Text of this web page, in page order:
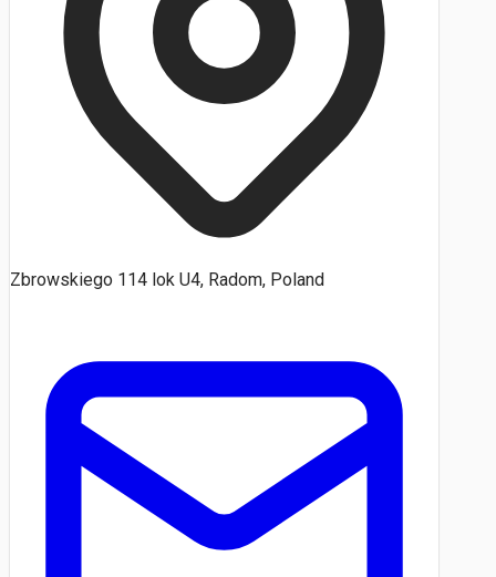
Zbrowskiego 114 lok U4, Radom, Poland